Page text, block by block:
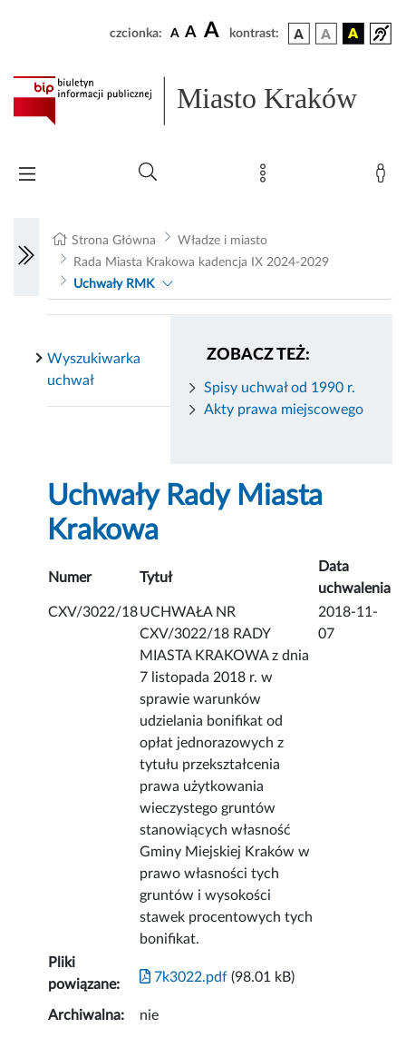
czcionka: A A A kontrast:
Miasto Kraków
Strona Główna
Władze i miasto
Rada Miasta Krakowa kadencja IX 2024-2029
Uchwały RMK
ZOBACZ TEŻ:
Spisy uchwał od 1990 r.
Akty prawa miejscowego
Wyszukiwarka
uchwał
Uchwały Rady Miasta
Krakowa
Numer Tytuł
Data
uchwalenia
CXV/3022/18UCHWAŁA NR
CXV/3022/18 RADY
MIASTA KRAKOWA z dnia
7 listopada 2018 r. w
sprawie warunków
udzielania bonifikat od
opłat jednorazowych z
tytułu przekształcenia
prawa użytkowania
wieczystego gruntów
stanowiących własność
Gminy Miejskiej Kraków w
prawo własności tych
gruntów i wysokości
stawek procentowych tych
bonifikat.
2018-11-
07
Pliki
powiązane:
7k3022.pdf (98.01 kB)
Archiwalna: nie